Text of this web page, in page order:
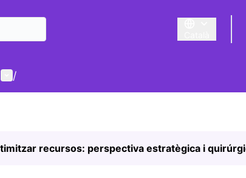
Triar la llengua
Menú d'usuari
/
recursos: perspectiva estratègica i